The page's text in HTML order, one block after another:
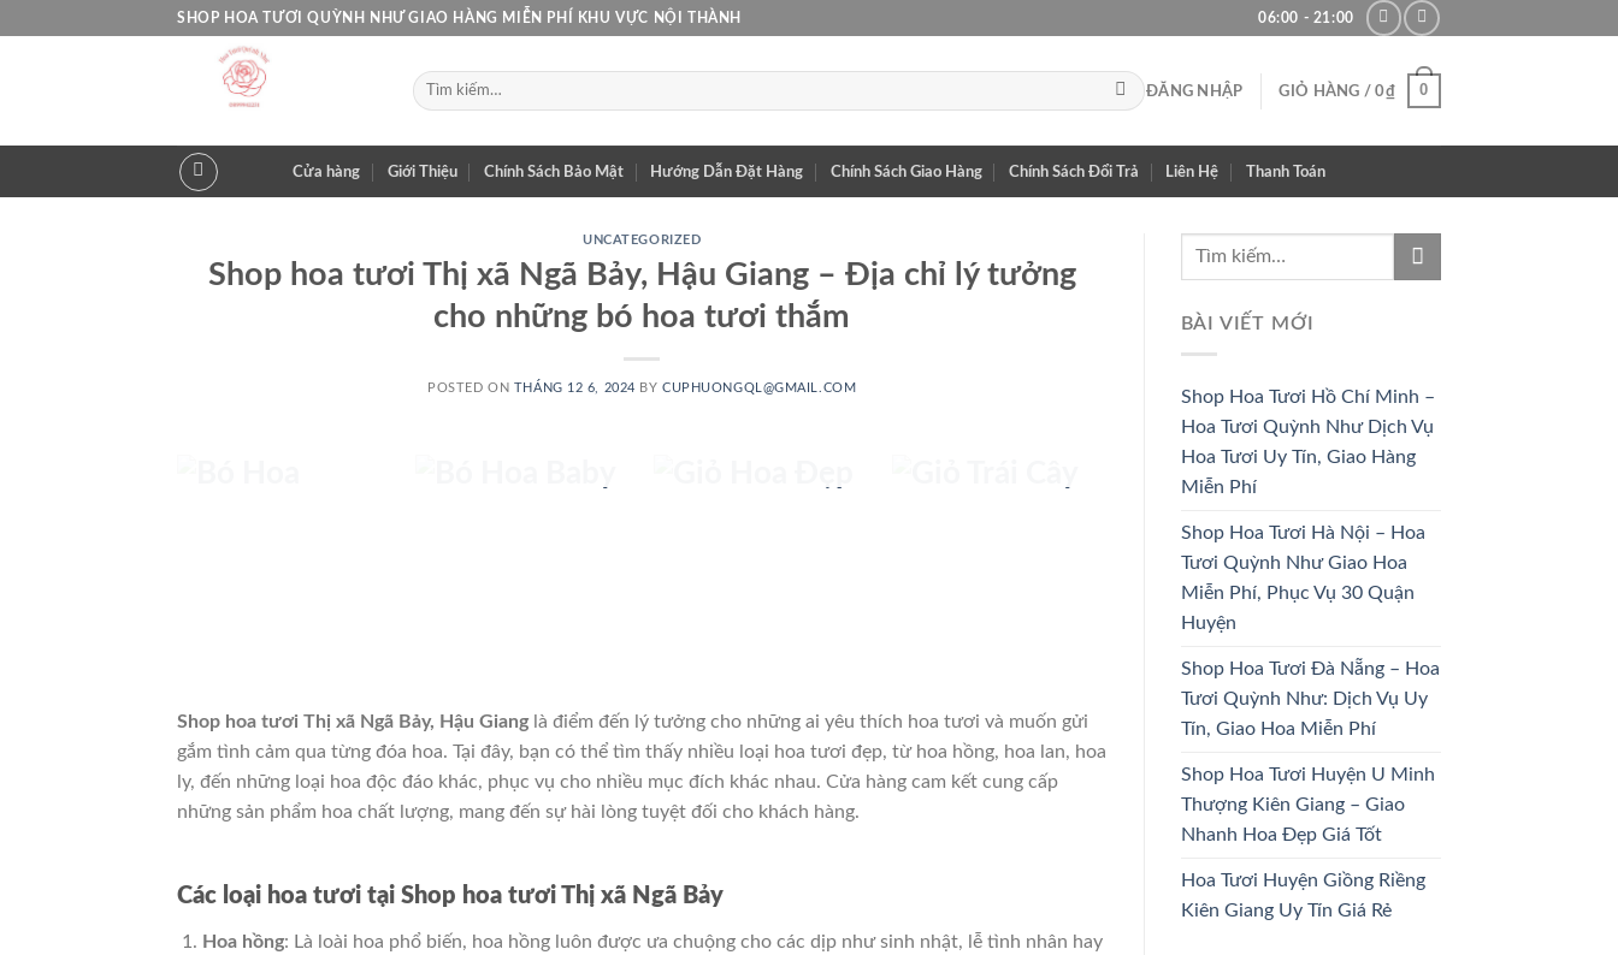
SHOP HOA TƯƠI QUỲNH NHƯ GIAO HÀNG MIỄN PHÍ KHU VỰC NỘI THÀNH 06:00 - 21:00
Tìm
kiếm:
ĐĂNG NHẬP GIỎ HÀNG /0₫ 0
Cửa hàng Giới Thiệu Chính Sách Bảo Mật Hướng Dẫn Đặt Hàng Chính Sách Giao Hàng Chính Sách Đổi Trả Liên Hệ Thanh Toán
UNCATEGORIZED
Shop hoa tươi Thị xã Ngã Bảy, Hậu Giang – Địa chỉ lý tưởng
cho những bó hoa tươi thắm
POSTED ON THÁNG 12 6, 2024 BYCUPHUONGQL@GMAIL.COM
BÓ HOA
GIỎ HOA
HOA CÔ
DÂU
33 SẢN PHẨM
HOA KHAI
67 SẢN PHẨM
Shop hoa tươi Thị xã Ngã Bảy, Hậu Gianglà điểm đến lý tưởng cho những ai yêu thích hoa tươi và muốn gửi
gắm tình cảm qua từng đóa hoa. Tại đây, bạn có thể tìm thấy nhiều loại hoa tươi đẹp, từ hoa hồng, hoa lan, hoa
ly, đến những loại hoa độc đáo khác, phục vụ cho nhiều mục đích khác nhau. Cửa hàng cam kết cung cấp
những sản phẩm hoa chất lượng, mang đến sự hài lòng tuyệt đối cho khách hàng.
Các loại hoa tươi tại Shop hoa tươi Thị xã Ngã Bảy
Hoa hồng: Là loài hoa phổ biến, hoa hồng luôn được ưa chuộng cho các dịp như sinh nhật, lễ tình nhân hay
BÀI VIẾT MỚI
Shop Hoa Tươi Hồ Chí Minh –
Hoa Tươi Quỳnh Như Dịch Vụ
Hoa Tươi Uy Tín, Giao Hàng
Miễn Phí
Shop Hoa Tươi Hà Nội – Hoa
Tươi Quỳnh Như Giao Hoa
Miễn Phí, Phục Vụ 30 Quận
Huyện
Shop Hoa Tươi Đà Nẵng – Hoa
Tươi Quỳnh Như: Dịch Vụ Uy
Tín, Giao Hoa Miễn Phí
Shop Hoa Tươi Huyện U Minh
Thượng Kiên Giang – Giao
Nhanh Hoa Đẹp Giá Tốt
Hoa Tươi Huyện Giồng Riềng
Kiên Giang Uy Tín Giá Rẻ